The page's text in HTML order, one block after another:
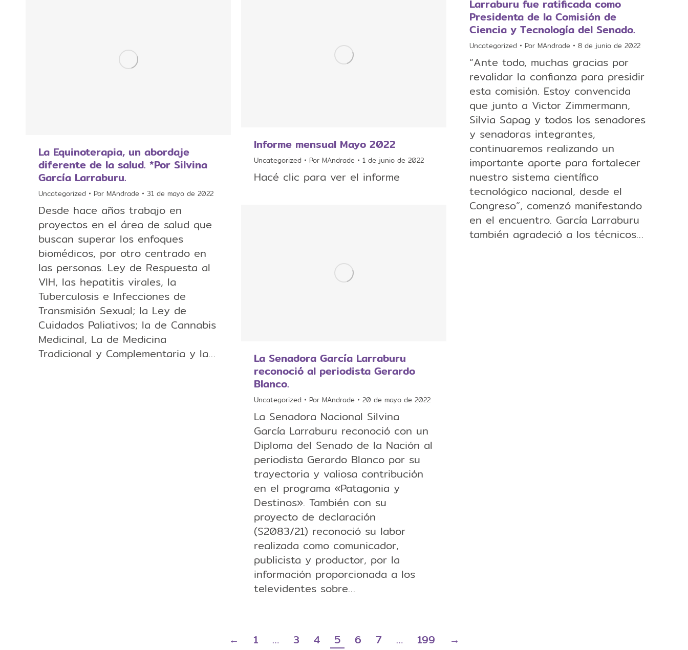
Larraburu fue ratificada como
Presidenta de la Comisión de
Ciencia y Tecnología del Senado.
Uncategorized Por MAndrade 8 de junio de 2022
“Ante todo, muchas gracias por
revalidar la confianza para presidir
esta comisión. Estoy convencida
que junto a Victor Zimmermann,
Silvia Sapag y todos los senadores
y senadoras integrantes,
continuaremos realizando un
importante aporte para fortalecer
nuestro sistema científico
tecnológico nacional, desde el
Congreso”, comenzó manifestando
en el encuentro. García Larraburu
también agradeció a los técnicos…
Informe mensual Mayo 2022
Uncategorized Por MAndrade 1 de junio de 2022
Hacé clic para ver el informe
La Equinoterapia, un abordaje
diferente de la salud. *Por Silvina
García Larraburu.
Uncategorized Por MAndrade 31 de mayo de 2022
Desde hace años trabajo en
proyectos en el área de salud que
buscan superar los enfoques
biomédicos, por otro centrado en
las personas. Ley de Respuesta al
VIH, las hepatitis virales, la
Tuberculosis e Infecciones de
Transmisión Sexual; la Ley de
Cuidados Paliativos; la de Cannabis
Medicinal, La de Medicina
Tradicional y Complementaria y la…
La Senadora García Larraburu
reconoció al periodista Gerardo
Blanco.
Uncategorized Por MAndrade 20 de mayo de 2022
La Senadora Nacional Silvina
García Larraburu reconoció con un
Diploma del Senado de la Nación al
periodista Gerardo Blanco por su
trayectoria y valiosa contribución
en el programa «Patagonia y
Destinos». También con su
proyecto de declaración
(S2083/21) reconoció su labor
realizada como comunicador,
publicista y productor, por la
información proporcionada a los
televidentes sobre…
← 1 … 3 4 5 6 7 … 199 →